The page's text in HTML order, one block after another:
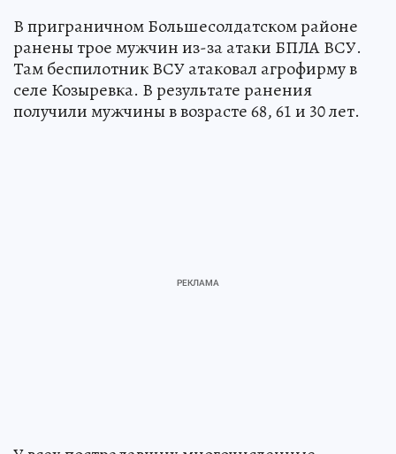
В приграничном Большесолдатском районе
ранены трое мужчин из-за атаки БПЛА ВСУ.
Там беспилотник ВСУ атаковал агрофирму в
селе Козыревка. В результате ранения
получили мужчины в возрасте 68, 61 и 30 лет.